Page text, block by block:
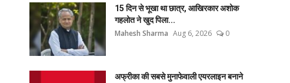
15 दिन से भूखा था छात्र, आखिरकार अशोक
गहलोत ने खुद पिला...
Mahesh Sharma Aug 6, 2026 0
अफ्रीका की सबसे मुनाफेवाली एयरलाइन बनाने